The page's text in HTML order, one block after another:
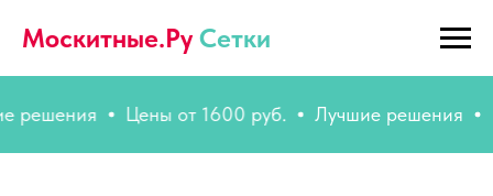
Москитные.Ру Сетки
Цены от 1600 руб. Лучшие решения